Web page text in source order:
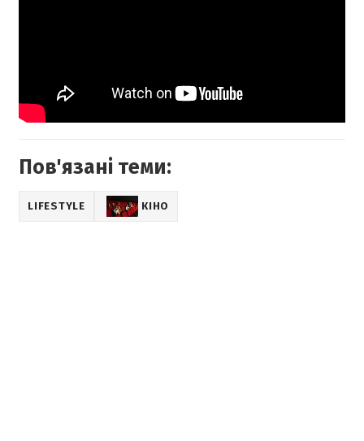
Пов'язані теми:
LIFESTYLE КІНО